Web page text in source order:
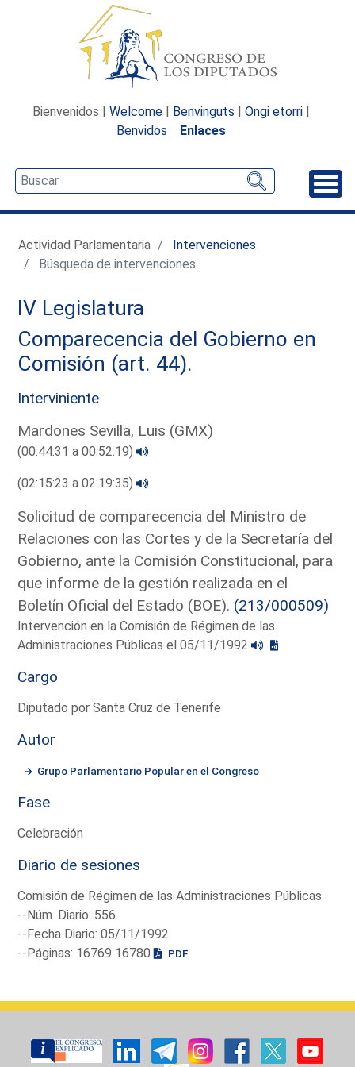
Bienvenidos | Welcome | Benvinguts | Ongi etorri |
Benvidos
Enlaces
Actividad Parlamentaria
Intervenciones
Búsqueda de intervenciones
IV Legislatura
Comparecencia del Gobierno en
Comisión (art. 44).
Interviniente
Mardones Sevilla, Luis (GMX)
(00:44:31 a 00:52:19)
(02:15:23 a 02:19:35)
Solicitud de comparecencia del Ministro de
Relaciones con las Cortes y de la Secretaría del
Gobierno, ante la Comisión Constitucional, para
que informe de la gestión realizada en el
Boletín Oficial del Estado (BOE). (213/000509)
Intervención en la Comisión de Régimen de las
Administraciones Públicas el 05/11/1992
Cargo
Diputado por Santa Cruz de Tenerife
Autor
Grupo Parlamentario Popular en el Congreso
Fase
Celebración
Diario de sesiones
Comisión de Régimen de las Administraciones Públicas
--Núm. Diario: 556
--Fecha Diario: 05/11/1992
--Páginas: 16769 16780
PDF